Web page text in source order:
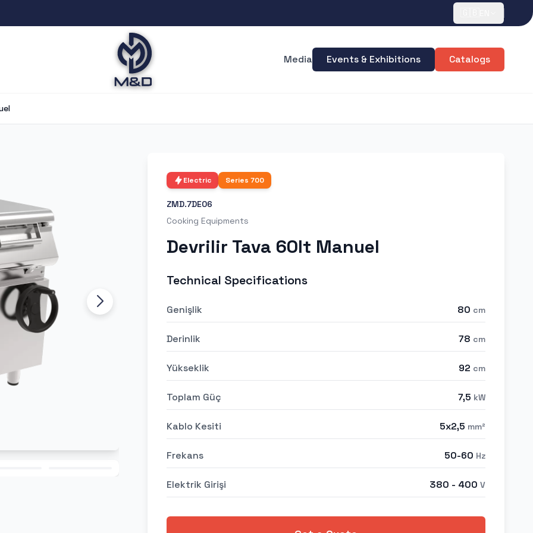
Media Events & Exhibitions Catalogs
Electric Series 700
ZMD.7DE06
Cooking Equipments
Devrilir Tava 60lt Manuel
Technical Specifications
Genişlik 80 cm
Derinlik 78 cm
Yükseklik 92 cm
Toplam Güç 7,5 kW
Kablo Kesiti 5x2,5 mm²
Frekans 50-60 Hz
Elektrik Girişi 380 - 400 V